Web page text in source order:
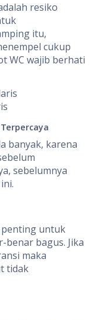
resiko
itu,
cukup
WC wajib berhati
banyak, karena
sebelumnya
penting untuk
benar bagus. Jika
maka
tidak